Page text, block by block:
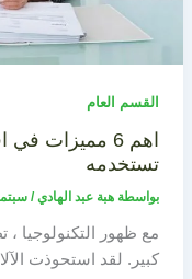
القسم العام
اهم 6 مميزات
تستخدمه
بواسطة هبة عبد الهادي/ سبتمبر 4,
مع ظهور التكنولوجيا
كبير. لقد استحوذت